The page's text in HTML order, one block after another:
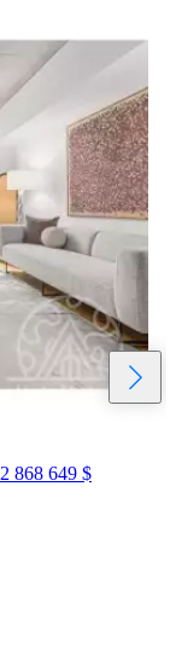
2 868 649 $